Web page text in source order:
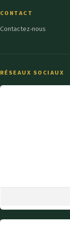
CONTACT
Contactez-nous
RÉSEAUX SOCIAUX